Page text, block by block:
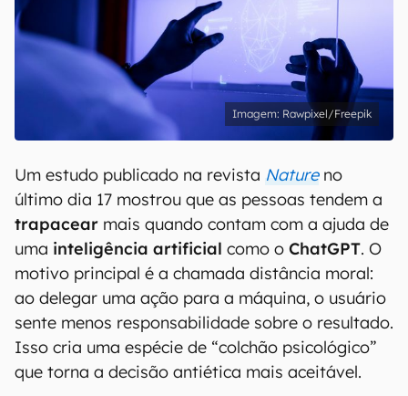
Rawpixel/Freepik
Um estudo publicado na revista Natureno
último dia 17 mostrou que as pessoas tendem a
trapacear mais quando contam com a ajuda de
uma inteligência artificial como o ChatGPT. O
motivo principal é a chamada distância moral:
ao delegar uma ação para a máquina, o usuário
sente menos responsabilidade sobre o resultado.
Isso cria uma espécie de “colchão psicológico”
que torna a decisão antiética mais aceitável.